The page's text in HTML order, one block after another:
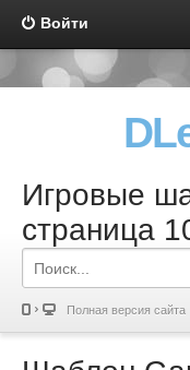
Войти
Игровые
страница
Полная версия сайта